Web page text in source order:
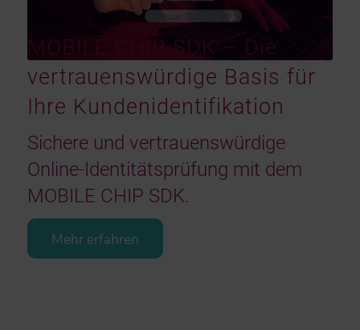
MOBILE CHIP SDK – Die
vertrauenswürdige Basis für
Ihre Kundenidentifikation
Sichere und vertrauenswürdige
Online-Identitätsprüfung mit dem
MOBILE CHIP SDK.
Mehr erfahren